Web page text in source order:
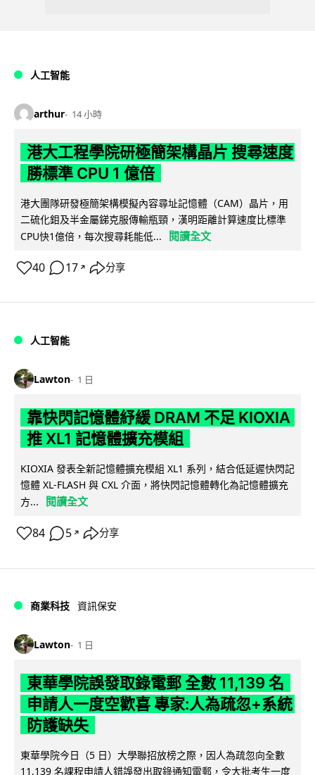
人工智能
arthur 14 小時
港大工程學院研極簡架構晶片 搜尋速度
勝標準 CPU 1 億倍
港大團隊研發極簡架構模擬內容尋址記憶體（CAM）晶片，用
二硫化鉬及半金屬銻克服傳輸瓶頸，漢明距離計算速度比標準
CPU快1億倍，每次搜尋耗能低...
閱讀全文
40 17 ↗ 分享
人工智能
Lawton 1 日
靠快閃記憶體紓緩 DRAM 不足 KIOXIA
推 XL1 記憶體擴充模組
KIOXIA 發表全新記憶體擴充模組 XL1 系列，結合低延遲快閃記
憶體 XL-FLASH 與 CXL 介面，將快閃記憶體轉化為記憶體擴充
方...
閱讀全文
84 5 ↗ 分享
商業科技 資訊保安
Lawton 1 日
東華學院誤發取錄電郵 全數 11,139 名
申請人一度空歡喜 專家:人為疏忽+系統
防護缺失
東華學院今日（5 日）大學聯招放榜之際，因人為疏忽向全數
11,139 名課程申請人錯誤發出取錄通知電郵，令大批考生一度